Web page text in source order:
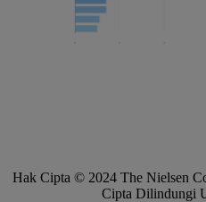
Hak Cipta © 2024 The Nielsen
Cipta Dilindungi